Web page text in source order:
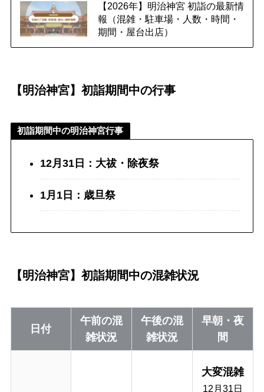
【2026年】明治神宮 初詣の最新情
報（混雑・駐車場・人数・時間・
期間・屋台出店）
【明治神宮】初詣期間中の行事
初詣期間中の明治神宮行事
12月31日：大祓・除夜祭
1月1日： 歳旦祭
【明治神宮】初詣期間中の混雑状況
日付
午前の混
雑状況
午後の混
雑状況
早朝・夜
間
大変混雑
12月31日